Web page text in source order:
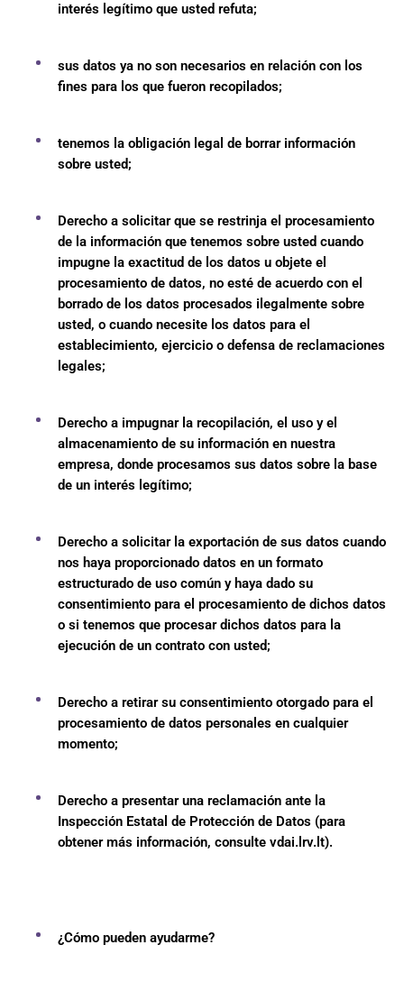
interés legítimo que usted refuta;
sus datos ya no son necesarios en relación con los
fines para los que fueron recopilados;
tenemos la obligación legal de borrar información
sobre usted;
Derecho a solicitar que se restrinja el procesamiento
de la información que tenemos sobre usted cuando
impugne la exactitud de los datos u objete el
procesamiento de datos, no esté de acuerdo con el
borrado de los datos procesados ilegalmente sobre
usted, o cuando necesite los datos para el
establecimiento, ejercicio o defensa de reclamaciones
legales;
Derecho a impugnar la recopilación, el uso y el
almacenamiento de su información en nuestra
empresa, donde procesamos sus datos sobre la base
de un interés legítimo;
Derecho a solicitar la exportación de sus datos cuando
nos haya proporcionado datos en un formato
estructurado de uso común y haya dado su
consentimiento para el procesamiento de dichos datos
o si tenemos que procesar dichos datos para la
ejecución de un contrato con usted;
Derecho a retirar su consentimiento otorgado para el
procesamiento de datos personales en cualquier
momento;
Derecho a presentar una reclamación ante la
Inspección Estatal de Protección de Datos (para
obtener más información, consulte vdai.lrv.lt).
¿Cómo pueden ayudarme?